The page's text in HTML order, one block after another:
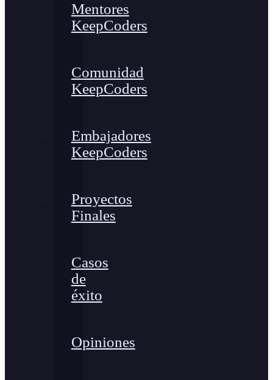
Mentores
KeepCoders
Comunidad
KeepCoders
Embajadores
KeepCoders
Proyectos
Finales
Casos
de
éxito
Opiniones